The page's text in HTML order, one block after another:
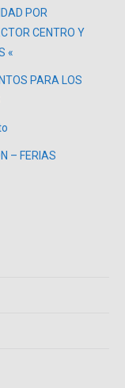
POR
CENTRO Y
«
PARA LOS
– FERIAS